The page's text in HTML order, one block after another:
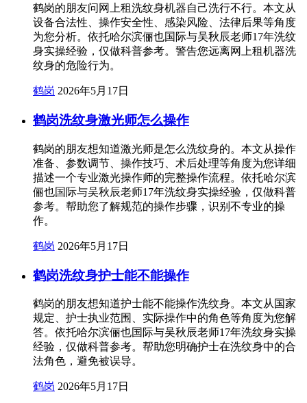
鹤岗的朋友问网上租洗纹身机器自己洗行不行。本文从
设备合法性、操作安全性、感染风险、法律后果等角度
为您分析。依托哈尔滨俪也国际与吴秋辰老师17年洗纹
身实操经验，仅做科普参考。警告您远离网上租机器洗
纹身的危险行为。
鹤岗 2026年5月17日
鹤岗洗纹身激光师怎么操作
鹤岗的朋友想知道激光师是怎么洗纹身的。本文从操作
准备、参数调节、操作技巧、术后处理等角度为您详细
描述一个专业激光操作师的完整操作流程。依托哈尔滨
俪也国际与吴秋辰老师17年洗纹身实操经验，仅做科普
参考。帮助您了解规范的操作步骤，识别不专业的操
作。
鹤岗 2026年5月17日
鹤岗洗纹身护士能不能操作
鹤岗的朋友想知道护士能不能操作洗纹身。本文从国家
规定、护士执业范围、实际操作中的角色等角度为您解
答。依托哈尔滨俪也国际与吴秋辰老师17年洗纹身实操
经验，仅做科普参考。帮助您明确护士在洗纹身中的合
法角色，避免被误导。
鹤岗 2026年5月17日